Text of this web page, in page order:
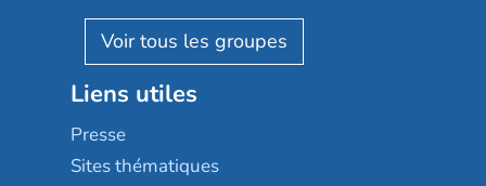
Reseda
Stella management
Les villages d'or
Sérénys
Résidences services Villa Médicis
Résidalya
Groupe aplus
AGE D'OR Services
Liens utiles
Presse
Sites thématiques